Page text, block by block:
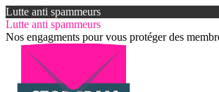
Lutte anti spammeurs
Lutte anti spammeurs
Nos engagments pour vous protéger des